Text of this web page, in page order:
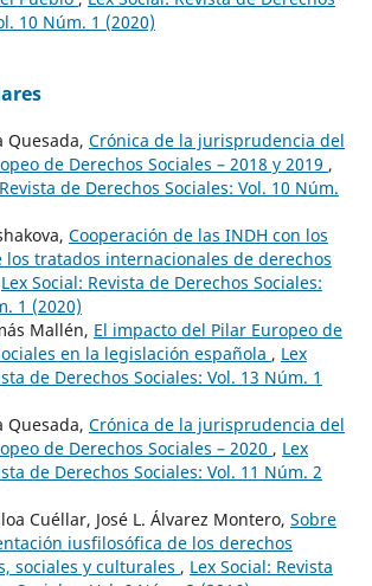
10 Núm. 1 (2020)
Quesada, Crónica de la jurisprudencia del
de Derechos Sociales – 2018 y 2019 ,
de Derechos Sociales: Vol. 10 Núm.
Cooperación de las INDH con los
los tratados internacionales de derechos
Lex Social: Revista de Derechos Sociales:
1 (2020)
Mallén, El impacto del Pilar Europeo de
en la legislación española , Lex
de Derechos Sociales: Vol. 13 Núm. 1
Quesada, Crónica de la jurisprudencia del
de Derechos Sociales – 2020 , Lex
de Derechos Sociales: Vol. 11 Núm. 2
Cuéllar, José L. Álvarez Montero, Sobre
iusfilosófica de los derechos
sociales y culturales , Lex Social: Revista